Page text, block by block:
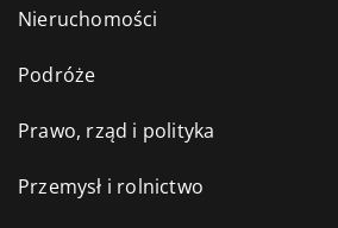
Nieruchomości
Podróże
Prawo, rząd i polityka
Przemysł i rolnictwo